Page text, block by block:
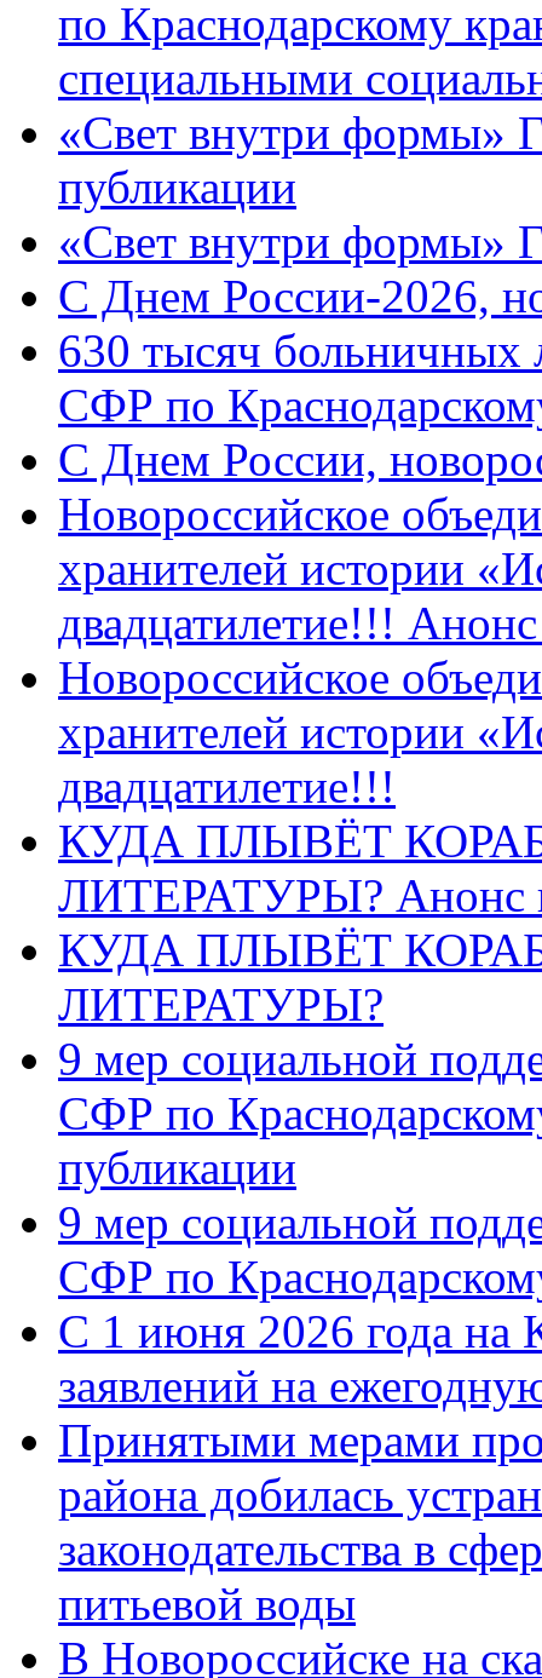
по Краснодарскому
специальными
«Свет внутри формы»
публикации
«Свет внутри формы»
C Днем России-2026,
630 тысяч больничных
СФР по
C Днем России,
Новороссийское
хранителей истории
двадцатилетие!!!
Новороссийское
хранителей истории
двадцатилетие!!!
КУДА ПЛЫВЁТ
ЛИТЕРАТУРЫ? Анонс
КУДА ПЛЫВЁТ
ЛИТЕРАТУРЫ?
9 мер социальной
СФР по
публикации
9 мер социальной
СФР по
С 1 июня 2026 года на
заявлений на
Принятыми мерами
района добилась
законодательства в
питьевой воды
В Новороссийске на